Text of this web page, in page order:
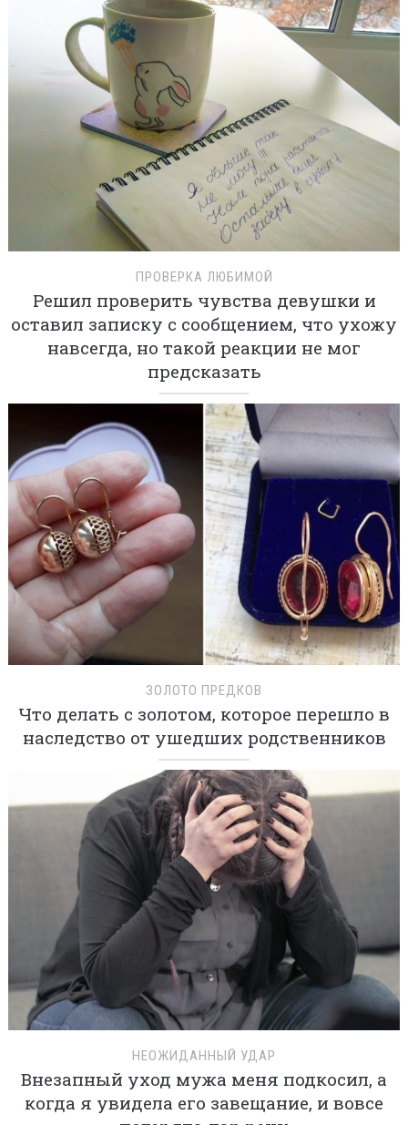
ПРОВЕРКА ЛЮБИМОЙ
Решил проверить чувства девушки и
оставил записку с сообщением, что ухожу
навсегда, но такой реакции не мог
предсказать
ЗОЛОТО ПРЕДКОВ
Что делать с золотом, которое перешло в
наследство от ушедших родственников
НЕОЖИДАННЫЙ УДАР
Внезапный уход мужа меня подкосил, а
когда я увидела его завещание, и вовсе